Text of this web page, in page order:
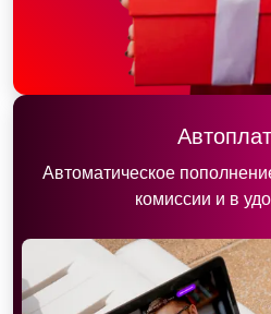
Автоматическое
комиссии и в